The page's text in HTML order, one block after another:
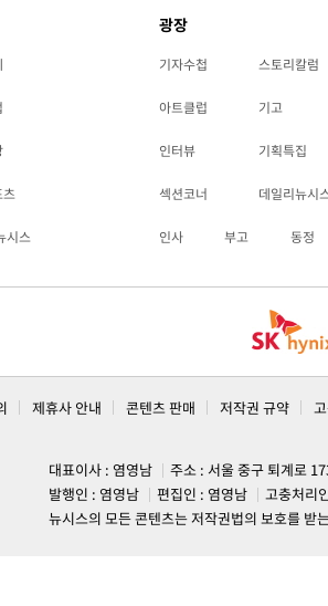
츠
시스
광장
기자수첩 스토리칼럼
아트클럽 기고
인터뷰 기획특집
섹션코너 데일리뉴시
인사 부고 동정
제휴사 안내 콘텐츠 판매 저작권 규약
대표이사 : 염영남
주소 : 서울 중구 퇴계로
발행인 : 염영남
편집인 : 염영남
고충처리
뉴시스의 모든 콘텐츠는 저작권법의 보호를